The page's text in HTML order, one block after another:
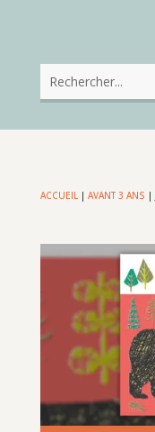
ACCUEIL| AVANT 3 ANS |